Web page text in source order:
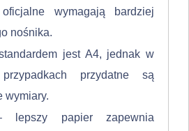
wymagają bardziej
nośnika.
jest A4, jednak w
przydatne są
wymiary.
papier zapewnia